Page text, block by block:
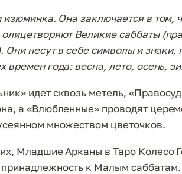
изюминка. Она заключается в том,
Великие саббаты
Они несут в себе символы и
времен года: весна, лето, осень,
идет сквозь метель,
а «Влюбленные» проводят
множеством цветочков.
Младшие Арканы в Таро Колесо
к Малым